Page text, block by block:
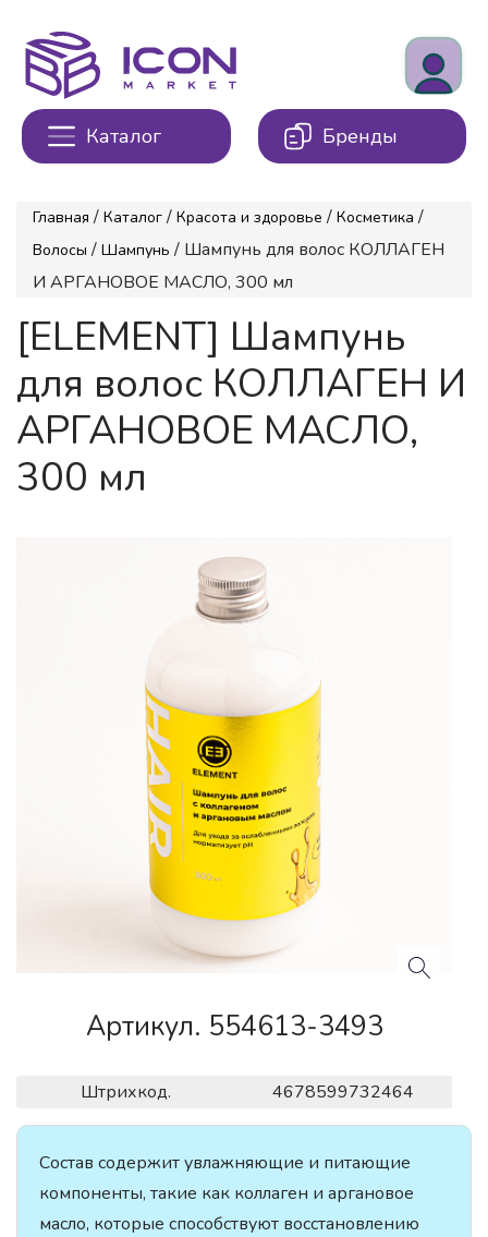
Каталог Бренды
Главная / Каталог / Красота и здоровье / Косметика /
Волосы / Шампунь / Шампунь для волос КОЛЛАГЕН
И АРГАНОВОЕ МАСЛО, 300 мл
[ELEMENT] Шампунь
для волос КОЛЛАГЕН И
АРГАНОВОЕ МАСЛО,
300 мл
Артикул. 554613-3493
Штрихкод. 4678599732464
Состав содержит увлажняющие и питающие
компоненты, такие как коллаген и аргановое
масло, которые способствуют восстановлению